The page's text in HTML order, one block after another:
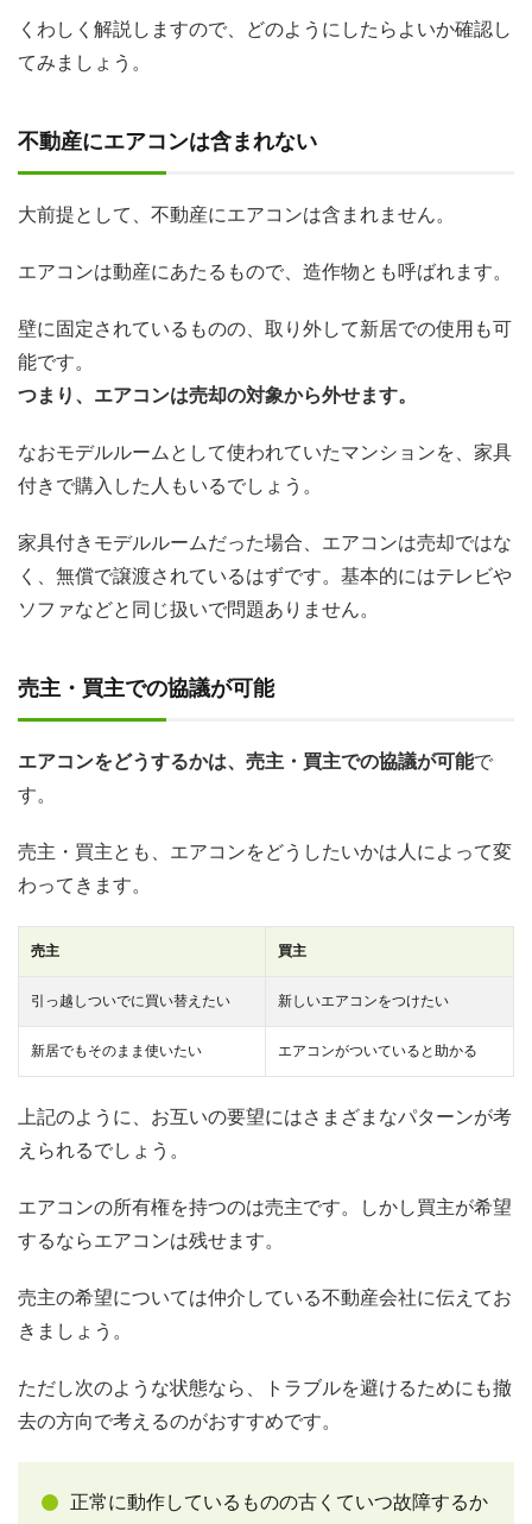
くわしく解説しますので、どのようにしたらよいか確認し
てみましょう。
不動産にエアコンは含まれない
大前提として、不動産にエアコンは含まれません。
エアコンは動産にあたるもので、造作物とも呼ばれます。
壁に固定されているものの、取り外して新居での使用も可
能です。
つまり、エアコンは売却の対象から外せます。
なおモデルルームとして使われていたマンションを、家具
付きで購入した人もいるでしょう。
家具付きモデルルームだった場合、エアコンは売却ではな
く、無償で譲渡されているはずです。基本的にはテレビや
ソファなどと同じ扱いで問題ありません。
売主・買主での協議が可能
エアコンをどうするかは、売主・買主での協議が可能で
す。
売主・買主とも、エアコンをどうしたいかは人によって変
わってきます。
売主 買主
引っ越しついでに買い替えたい 新しいエアコンをつけたい
新居でもそのまま使いたい エアコンがついていると助かる
上記のように、お互いの要望にはさまざまなパターンが考
えられるでしょう。
エアコンの所有権を持つのは売主です。しかし買主が希望
するならエアコンは残せます。
売主の希望については仲介している不動産会社に伝えてお
きましょう。
ただし次のような状態なら、トラブルを避けるためにも撤
去の方向で考えるのがおすすめです。
正常に動作しているものの古くていつ故障するか